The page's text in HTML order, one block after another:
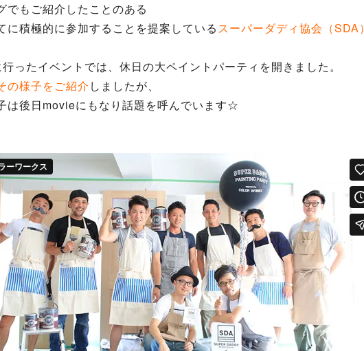
でもご紹介したことのある
に積極的に参加することを提案しているスーパーダディ協会（SDA）
ったイベントでは、休日の大ペイントパーティを開きました。
の様子をご紹介 しましたが、
は後日movieにもなり話題を呼んでいます☆